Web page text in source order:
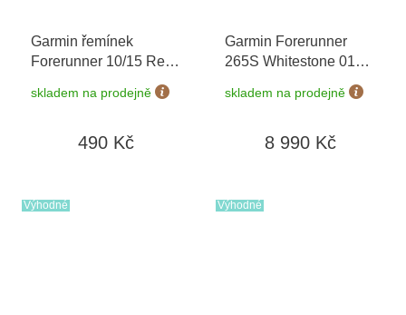
Garmin řemínek
Forerunner 10/15 Red
skladem na prodejně
490 Kč
Garmin Forerunner
265S Whitestone 010-
+ možnost
výměny do 90 dní
skladem na prodejně
8 990 Kč
Výhodné Výhodné